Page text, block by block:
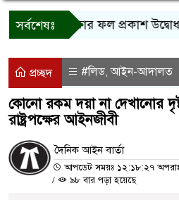
সর্বশেষঃ
পরীক্ষার ফল প্রকাশ উদ্বোধন
প্রচ্ছদ #লিড,আইন-আদালত
কোনো রকম দয়া না দেখানোর
রাষ্ট্রপক্ষের আইনজীবী
দৈনিক আইন বার্তা
আপডেট সময়ঃ ১২:১৮:২৭
/
৯৮ বার পড়া হয়েছে